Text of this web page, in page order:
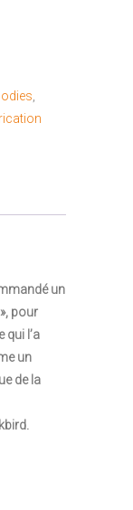
un
pour
qui l’a
un
de la